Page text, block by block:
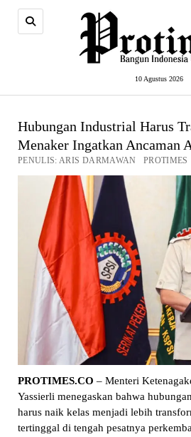
10 Agustus 2026
Hubungan Industrial Harus
Menaker Ingatkan Ancaman
PENULIS: ARIS DARMAWAN PROTIMES
PROTIMES.CO – Menteri
Yassierli menegaskan bahwa hubungan
harus naik kelas menjadi lebih
tertinggal di tengah pesatnya